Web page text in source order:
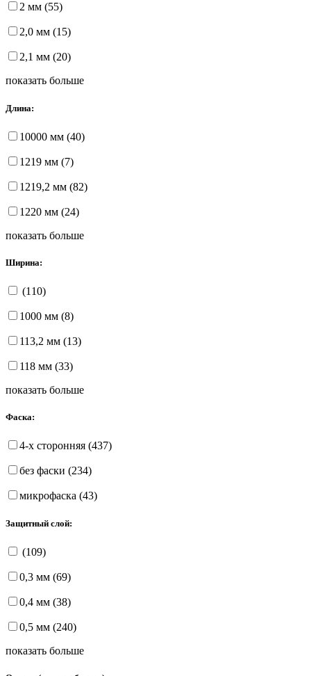
2 мм (55)
2,0 мм (15)
2,1 мм (20)
показать больше
Длина:
10000 мм (40)
1219 мм (7)
1219,2 мм (82)
1220 мм (24)
показать больше
Ширина:
(110)
1000 мм (8)
113,2 мм (13)
118 мм (33)
показать больше
Фаска:
4-х сторонняя (437)
без фаски (234)
микрофаска (43)
Защитный слой:
(109)
0,3 мм (69)
0,4 мм (38)
0,5 мм (240)
показать больше